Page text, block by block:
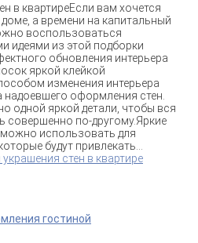
в квартиреЕсли вам хочется
а времени на капитальный
воспользоваться
идеями из этой подборки
обновления интерьера
яркой клейкой
изменения интерьера
надоевшего оформления стен.
одной яркой детали, чтобы вся
совершенно по-другому.Яркие
использовать для
будут привлекать...
украшения стен в квартире
гостиной